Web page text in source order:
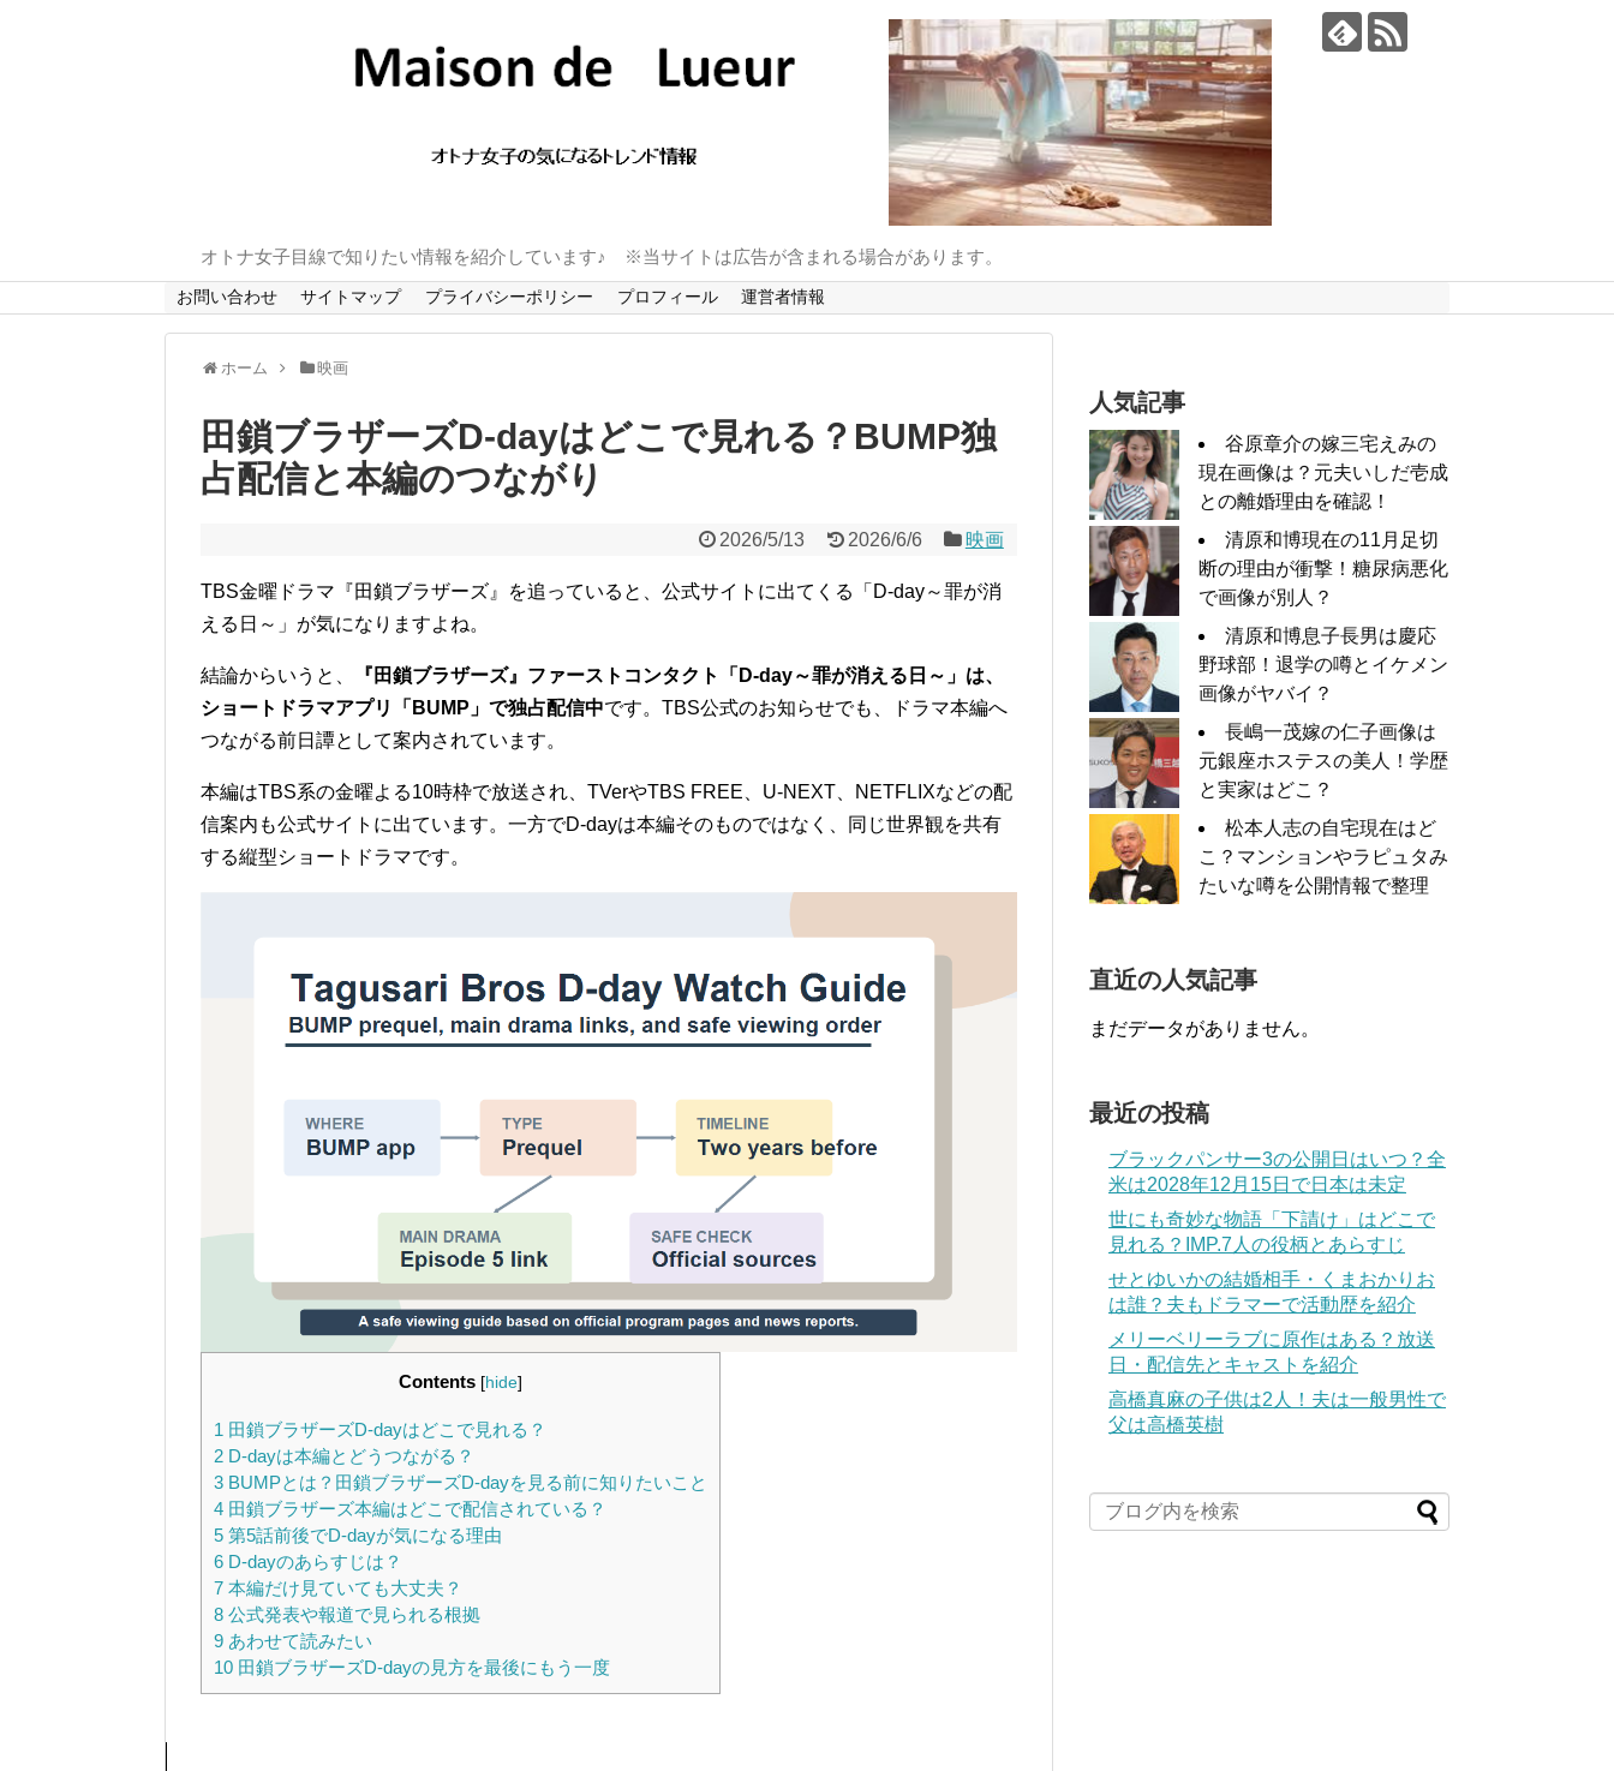
オトナ女子目線で知りたい情報を紹介しています♪ ※当サイトは広告が含まれる場合があります。
お問い合わせ サイトマップ プライバシーポリシー プロフィール 運営者情報
ホーム 映画
田鎖ブラザーズD-dayはどこで見れる？BUMP独
占配信と本編のつながり
2026/5/13 2026/6/6 映画
TBS金曜ドラマ『田鎖ブラザーズ』を追っていると、公式サイトに出てくる「D-day～罪が消
える日～」が気になりますよね。
結論からいうと、
『田鎖ブラザーズ』ファーストコンタクト「D-day～罪が消える日～」は、
ショートドラマアプリ「BUMP」で独占配信中です。TBS公式のお知らせでも、ドラマ本編へ
つながる前日譚として案内されています。
本編はTBS系の金曜よる10時枠で放送され、TVerやTBS FREE、U-NEXT、NETFLIXなどの配
信案内も公式サイトに出ています。一方でD-dayは本編そのものではなく、同じ世界観を共有
する縦型ショートドラマです。
Contents [hide]
1 田鎖ブラザーズD-dayはどこで見れる？
2 D-dayは本編とどうつながる？
3 BUMPとは？田鎖ブラザーズD-dayを見る前に知りたいこと
4 田鎖ブラザーズ本編はどこで配信されている？
5 第5話前後でD-dayが気になる理由
6 D-dayのあらすじは？
7 本編だけ見ていても大丈夫？
8 公式発表や報道で見られる根拠
9 あわせて読みたい
10 田鎖ブラザーズD-dayの見方を最後にもう一度
人気記事
谷原章介の嫁三宅えみの
現在画像は？元夫いしだ壱成
との離婚理由を確認！
清原和博現在の11月足切
断の理由が衝撃！糖尿病悪化
で画像が別人？
清原和博息子長男は慶応
野球部！退学の噂とイケメン
画像がヤバイ？
長嶋一茂嫁の仁子画像は
元銀座ホステスの美人！学歴
と実家はどこ？
松本人志の自宅現在はど
こ？マンションやラピュタみ
たいな噂を公開情報で整理
直近の人気記事
まだデータがありません。
最近の投稿
ブラックパンサー3の公開日はいつ？全
米は2028年12月15日で日本は未定
世にも奇妙な物語「下請け」はどこで
見れる？IMP.7人の役柄とあらすじ
せとゆいかの結婚相手・くまおかりお
は誰？夫もドラマーで活動歴を紹介
メリーベリーラブに原作はある？放送
日・配信先とキャストを紹介
高橋真麻の子供は2人！夫は一般男性で
父は高橋英樹